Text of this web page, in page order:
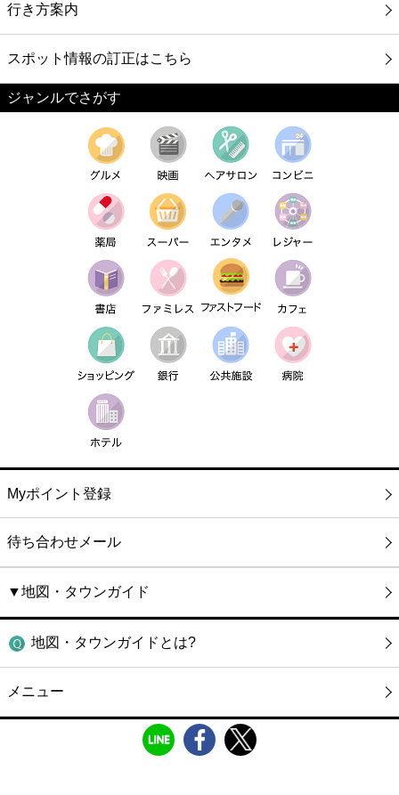
行き方案内
スポット情報の訂正はこちら
ジャンルでさがす
Myポイント登録
待ち合わせメール
▼地図・タウンガイド
地図・タウンガイドとは?
メニュー